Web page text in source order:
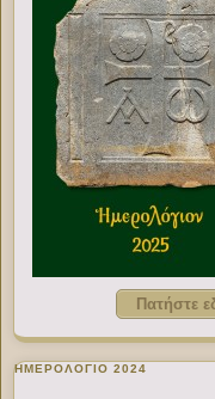
Πατήστε
ΗΜΕΡΟΛΟΓΙΟ 2024